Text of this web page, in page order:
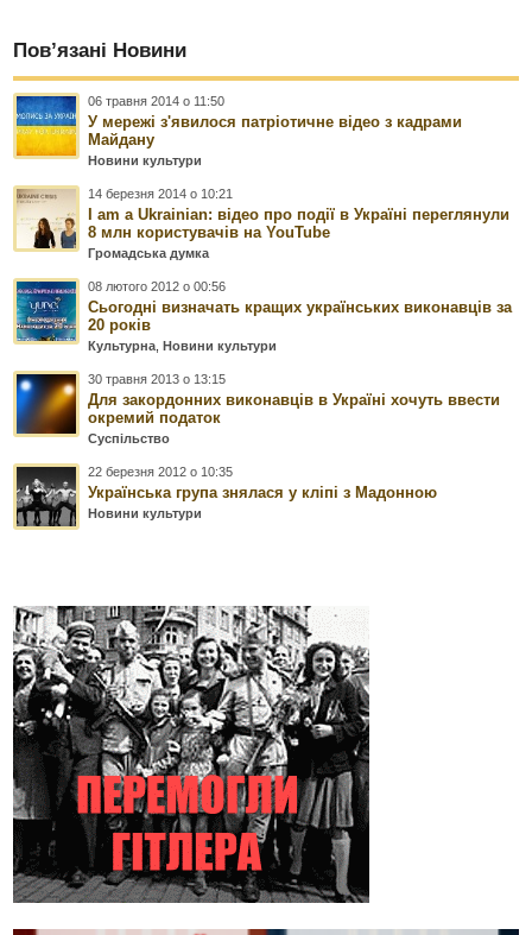
Пов’язані Новини
06 травня 2014 о 11:50
У мережі з'явилося патріотичне відео з кадрами
Майдану
Новини культури
14 березня 2014 о 10:21
I am a Ukrainian: відео про події в Україні переглянули
8 млн користувачів на YouTube
Громадська думка
08 лютого 2012 о 00:56
Сьогодні визначать кращих українських виконавців за
20 років
Культурна ,Новини культури
30 травня 2013 о 13:15
Для закордонних виконавців в Україні хочуть ввести
окремий податок
Суспільство
22 березня 2012 о 10:35
Українська група знялася у кліпі з Мадонною
Новини культури